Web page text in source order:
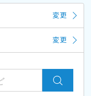
変更
変更